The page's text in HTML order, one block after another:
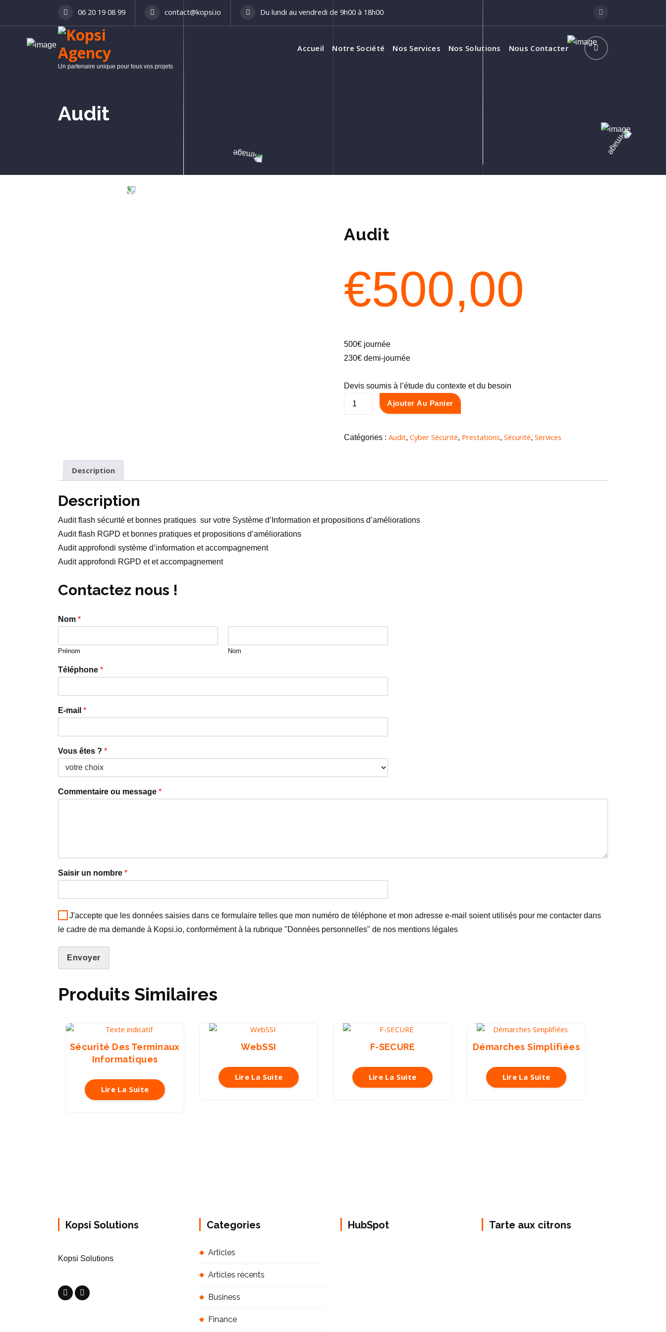
06 20 19 08 99 contact@kopsi.io Du lundi au vendredi de 9h00 à 18h00
Un partenaire unique pour tous vos projets
Accueil Notre Société Nos Services Nos Solutions Nous Contacter
Audit
Audit
€500,00
500€ journée
230€ demi-journée
Devis soumis à l’étude du contexte et du besoin
n
t
e
Ajouter Au Panier
Catégories :Audit,Cyber Sécurité, Prestations,Sécurité,Services
Description
Description
Audit flash sécurité et bonnes pratiques sur votre Système d’Information et propositions d’améliorations
Audit flash RGPD et bonnes pratiques et propositions d’améliorations
Audit approfondi système d’information et accompagnement
Audit approfondi RGPD et et accompagnement
Contactez nous !
Nom *
Prénom Nom
Téléphone *
E-mail *
Vous êtes ? *
Commentaire ou message *
Saisir un nombre *
J'accepte que les données saisies dans ce formulaire telles que mon numéro de téléphone et mon adresse e-mail soient utilisés pour me contacter dans
le cadre de ma demande à Kopsi.io, conformément à la rubrique "Données personnelles" de nos mentions légales
Envoyer
Produits Similaires
Sécurité Des Terminaux
Informatiques
Lire La Suite
WebSSI
Lire La Suite
F-SECURE
Lire La Suite
Démarches Simplifiées
Lire La Suite
Kopsi Solutions
Kopsi Solutions
Categories
Articles
Articles récents
Business
Finance
HubSpot Tarte aux citrons